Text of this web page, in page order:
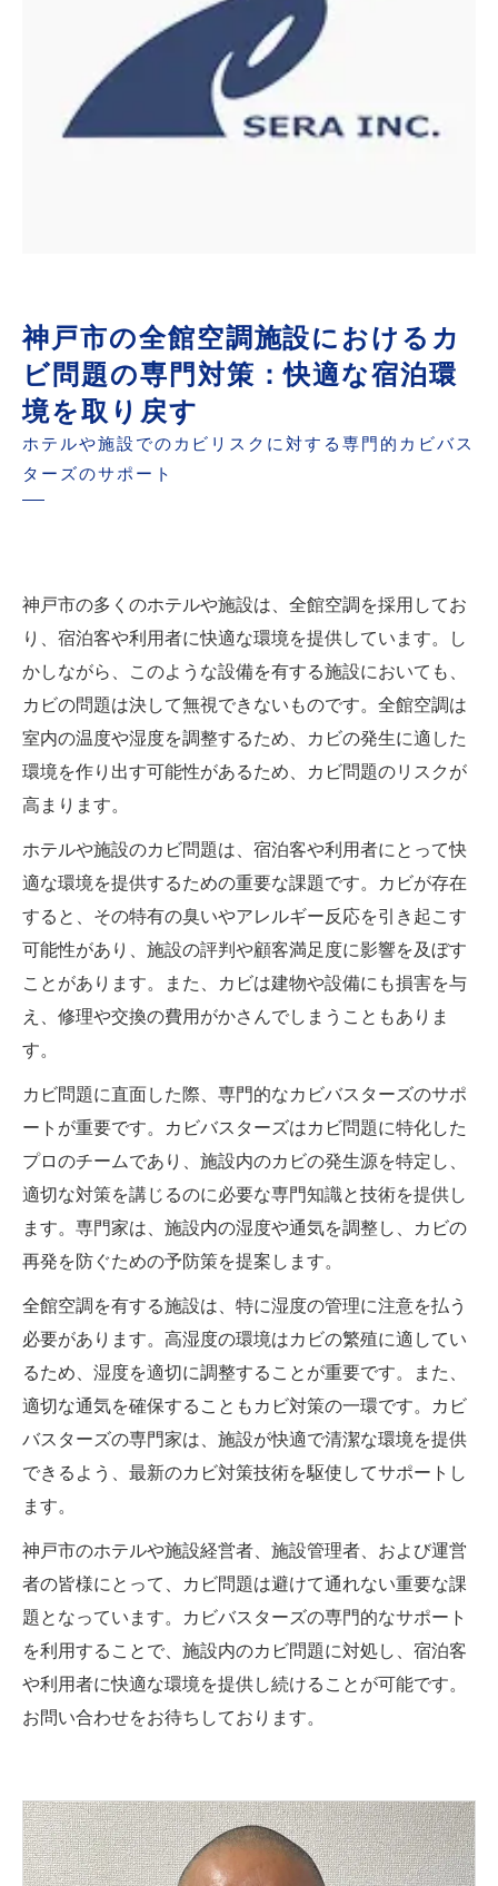
神戸市の全館空調施設におけるカ
ビ問題の専門対策：快適な宿泊環
境を取り戻す
ホテルや施設でのカビリスクに対する専門的カビバス
ターズのサポート
神戸市の多くのホテルや施設は、全館空調を採用してお
り、宿泊客や利用者に快適な環境を提供しています。し
かしながら、このような設備を有する施設においても、
カビの問題は決して無視できないものです。全館空調は
室内の温度や湿度を調整するため、カビの発生に適した
環境を作り出す可能性があるため、カビ問題のリスクが
高まります。
ホテルや施設のカビ問題は、宿泊客や利用者にとって快
適な環境を提供するための重要な課題です。カビが存在
すると、その特有の臭いやアレルギー反応を引き起こす
可能性があり、施設の評判や顧客満足度に影響を及ぼす
ことがあります。また、カビは建物や設備にも損害を与
え、修理や交換の費用がかさんでしまうこともありま
す。
カビ問題に直面した際、専門的なカビバスターズのサポ
ートが重要です。カビバスターズはカビ問題に特化した
プロのチームであり、施設内のカビの発生源を特定し、
適切な対策を講じるのに必要な専門知識と技術を提供し
ます。専門家は、施設内の湿度や通気を調整し、カビの
再発を防ぐための予防策を提案します。
全館空調を有する施設は、特に湿度の管理に注意を払う
必要があります。高湿度の環境はカビの繁殖に適してい
るため、湿度を適切に調整することが重要です。また、
適切な通気を確保することもカビ対策の一環です。カビ
バスターズの専門家は、施設が快適で清潔な環境を提供
できるよう、最新のカビ対策技術を駆使してサポートし
ます。
神戸市のホテルや施設経営者、施設管理者、および運営
者の皆様にとって、カビ問題は避けて通れない重要な課
題となっています。カビバスターズの専門的なサポート
を利用することで、施設内のカビ問題に対処し、宿泊客
や利用者に快適な環境を提供し続けることが可能です。
お問い合わせをお待ちしております。